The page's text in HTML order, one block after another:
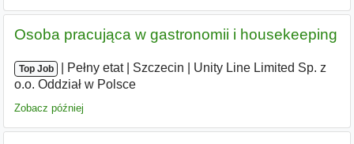
Osoba pracująca w gastronomii i housekeeping
Top Job Pełny etat| Szczecin
Unity Line Limited Sp. z
o.o. Oddział w Polsce
Zobacz później